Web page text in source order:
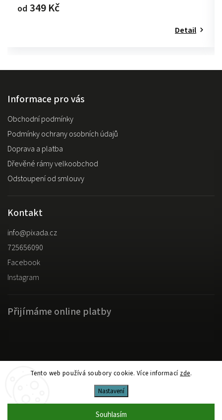
Tento web používá soubory cookie. Více informací zde.
Nastavení
Souhlasím
od349 Kč
Detail
Informace pro vás
Obchodní podmínky
Podmínky ochrany osobních údajů
Doprava a platba
Dřevěné rámy velkoobchod
Odstoupení od smlouvy
Kontakt
info@pixada.cz
725656090
Facebook
Instagram
Přijímáme online platby
Copyright 2026pixada.cz. Všechna práva vyhrazena.
Upravit nastavení cookies
Shoptet| DesignShoptak.cz